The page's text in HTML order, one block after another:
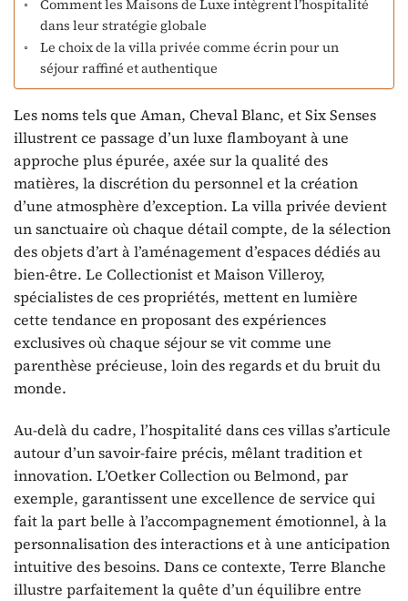
Comment les Maisons de Luxe intègrent l’hospitalité
dans leur stratégie globale
Le choix de la villa privée comme écrin pour un
séjour raffiné et authentique
Les noms tels que Aman, Cheval Blanc, et Six Senses
illustrent ce passage d’un luxe flamboyant à une
approche plus épurée, axée sur la qualité des
matières, la discrétion du personnel et la création
d’une atmosphère d’exception. La villa privée devient
un sanctuaire où chaque détail compte, de la sélection
des objets d’art à l’aménagement d’espaces dédiés au
bien-être. Le Collectionist et Maison Villeroy,
spécialistes de ces propriétés, mettent en lumière
cette tendance en proposant des expériences
exclusives où chaque séjour se vit comme une
parenthèse précieuse, loin des regards et du bruit du
monde.
Au-delà du cadre, l’hospitalité dans ces villas s’articule
autour d’un savoir-faire précis, mêlant tradition et
innovation. L’Oetker Collection ou Belmond, par
exemple, garantissent une excellence de service qui
fait la part belle à l’accompagnement émotionnel, à la
personnalisation des interactions et à une anticipation
intuitive des besoins. Dans ce contexte, Terre Blanche
illustre parfaitement la quête d’un équilibre entre